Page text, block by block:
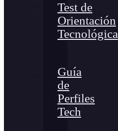
Test de
Orientación
Tecnológica
Guía
de
Perfiles
Tech